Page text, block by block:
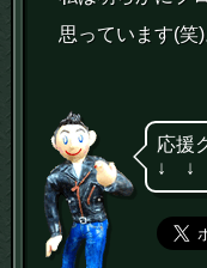
思っています(笑)
応援
↓